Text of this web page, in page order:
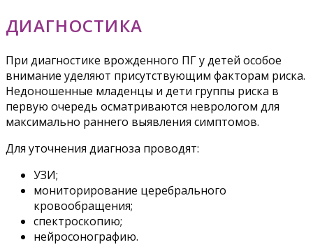
ДИАГНОСТИКА
При диагностике врожденного ПГ у детей особое
внимание уделяют присутствующим факторам риска.
Недоношенные младенцы и дети группы риска в
первую очередь осматриваются неврологом для
максимально раннего выявления симптомов.
Для уточнения диагноза проводят:
УЗИ;
мониторирование церебрального
кровообращения;
спектроскопию;
нейросонографию.